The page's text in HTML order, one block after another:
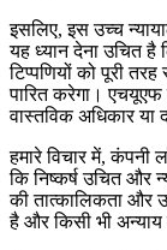
इसलिए, इस उच्च
यह ध्यान देना उचित
टिप्पणियों को पूरी
पारित करेगा।
वास्तविक अधिकार या
हमारे विचार में, कंपनी
कि निष्कर्ष उचित और
की तात्कालिकता और
है और किसी भी